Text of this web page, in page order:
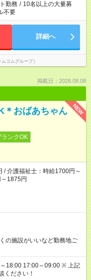
勤務 / 10名以上の大量募
不要
詳細へ
コムグループ）
掲載日：2026.08.08
NEW
＊おばあちゃん
ランクOK
/ 介護福祉士：時給1700円～
1875円
施設がいいなど勤務地ご
17:00～09:00 ※ 上記
ください！